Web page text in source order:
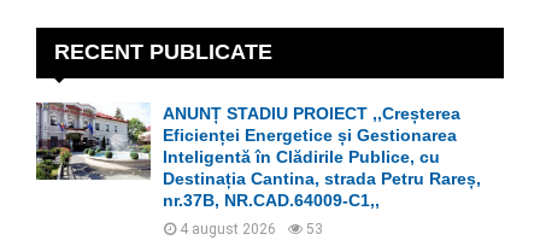
r
:
E
A
C
RECENT PUBLICATE
ANUNȚ STADIU PROIECT ,,Creșterea
Eficienței Energetice și Gestionarea
Inteligentă în Clădirile Publice, cu
Destinația Cantina, strada Petru Rareș,
nr.37B, NR.CAD.64009-C1,,
4 august 2026 53